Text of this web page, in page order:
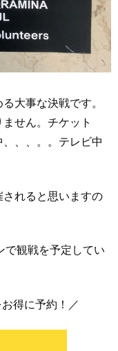
大事な決戦です。
せん。チケット
、、。。テレビ中
れると思いますの
で観戦を予定してい
得に予約！／